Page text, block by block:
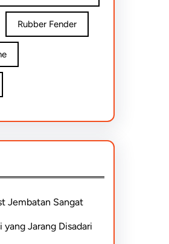
Rubber Fender
Jembatan Sangat
yang Jarang Disadari